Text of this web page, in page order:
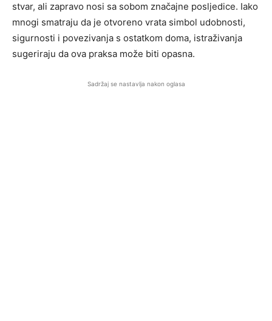
stvar, ali zapravo nosi sa sobom značajne posljedice. Iako
mnogi smatraju da je otvoreno vrata simbol udobnosti,
sigurnosti i povezivanja s ostatkom doma, istraživanja
sugeriraju da ova praksa može biti opasna.
Sadržaj se nastavlja nakon oglasa